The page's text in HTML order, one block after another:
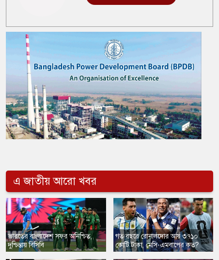
এ জাতীয় আরো খবর
ভারতের বাংলাদেশ সফর অনিশ্চিত,
দুশ্চিন্তায় বিসিবি
গত বছরে রোনালদোর আয় ৩৭১০
কোটি টাকা, মেসি-এমবাপের কত?